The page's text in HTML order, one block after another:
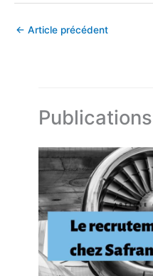
← Article précédent